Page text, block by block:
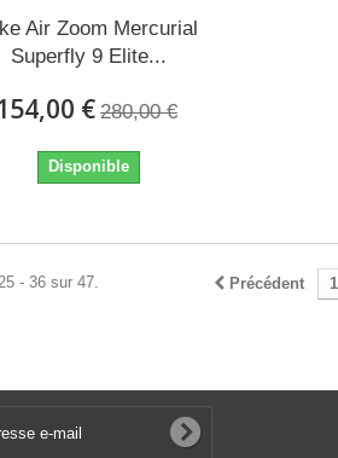
Air Zoom Mercurial
Superfly 9 Elite...
€ 280,00 €
Disponible
Précédent 1
- 36 sur 47.